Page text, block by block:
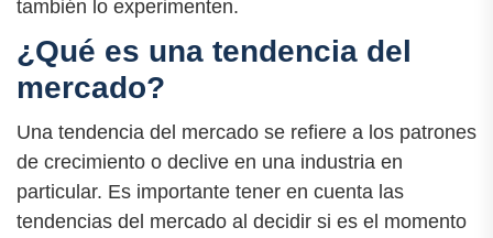
también lo experimenten.
¿Qué es una tendencia del
mercado?
Una tendencia del mercado se refiere a los patrones
de crecimiento o declive en una industria en
particular. Es importante tener en cuenta las
tendencias del mercado al decidir si es el momento